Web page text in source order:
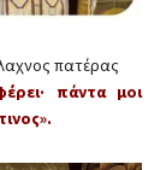
πατέρας
πάντα μοι